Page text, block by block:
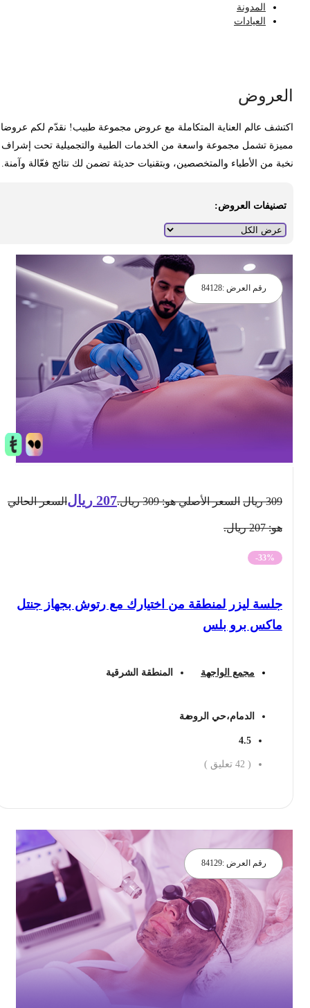
المدونة
العيادات
عالم العناية المتكاملة مع عروض مجموعة طبيب! نقدّم لكم عروضا
تشمل مجموعة واسعة من الخدمات الطبية والتجميلية تحت إشراف
من الأطباء والمتخصصين، وبتقنيات حديثة تضمن لك نتائج فعّالة وآمنة.
تصنيفات العروض:
رقم العرض :84128
ريال السعر الأصلي هو: 309 ريال. 207 ريال السعر الحالي
-33%
جلسة ليزر لمنطقة من اختيارك مع رتوش بجهاز جنتل
ماكس برو بلس
مجمع الواجهة المنطقة الشرقية
الدمام،حي الروضة
4.5
42 تعليق )
رقم العرض :84129